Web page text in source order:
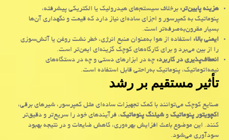
هزینه پایین‌تر: برخلاف سیستم‌های هیدرولیک یا الکتریکی پیشرفته،
پنوماتیک به کمپرسور و اجزای ساده‌ای نیاز دارد که قیمت و نگهداری آن‌ها
بسیار مقرون‌به‌صرفه‌تر است.
ایمنی بالا: استفاده از هوا به‌عنوان منبع انرژی، خطر نشت روغن یا آتش‌سوزی
را از بین می‌برد و برای کارگاه‌های کوچک گزینه‌ای ایمن‌تر است.
انعطاف‌پذیری در کاربرد: چه در ابزارهای دستی و چه در دستگاه‌های
نیمه‌اتوماتیک، پنوماتیک به‌راحتی قابل استفاده است.
تأثیر مستقیم بر رشد
صنایع کوچک می‌توانند با کمک تجهیزات ساده‌ای مثل کمپرسور، شیرهای برقی،
اکچویتور پنوماتیکوشیلنگ پنوماتیک، فرآیندهای خود را سریع‌تر و دقیق‌تر
کنند. این موضوع باعث افزایش بهره‌وری، کاهش ضایعات و در نتیجه بهبود
سودآوری می‌شود.